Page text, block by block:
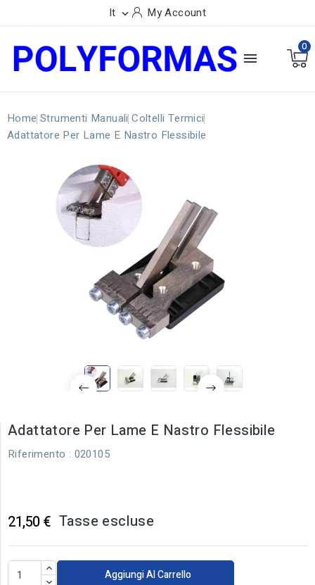
It  My Account

0
Home Strumenti Manuali Coltelli Termici
Adattatore Per Lame E Nastro Flessibile
Adattatore Per Lame E Nastro Flessibile
Riferimento : 020105
21,50 € Tasse escluse
Aggiungi Al Carrello